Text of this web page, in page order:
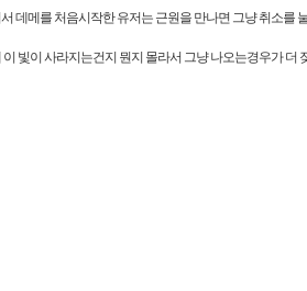
데메를 처음시작한 유저는 근원을 만나면 그냥 취소를
빛이 사라지는건지 뭔지 몰라서 그냥 나오는경우가 더